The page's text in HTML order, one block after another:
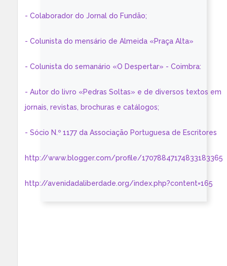
- Colaborador do Jornal do Fundão;
- Colunista do mensário de Almeida «Praça Alta»
- Colunista do semanário «O Despertar» - Coimbra:
- Autor do livro «Pedras Soltas» e de diversos textos em
jornais, revistas, brochuras e catálogos;
- Sócio N.º 1177 da Associação Portuguesa de Escritores
http://www.blogger.com/profile/17078847174833183365
http://avenidadaliberdade.org/index.php?content=165